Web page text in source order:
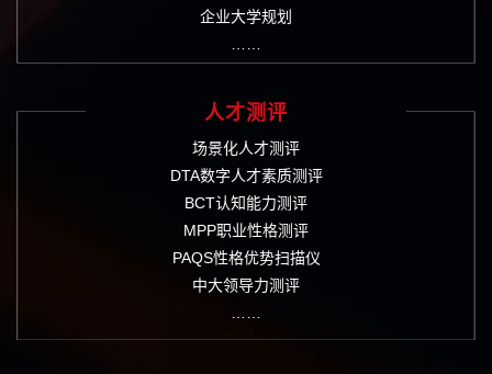
企业大学规划
……
人才测评
场景化人才测评
DTA数字人才素质测评
BCT认知能力测评
MPP职业性格测评
PAQS性格优势扫描仪
中大领导力测评
……